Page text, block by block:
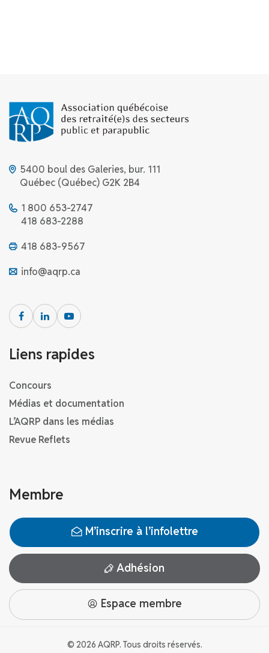
5400 boul des Galeries, bur. 111
Québec (Québec) G2K 2B4
1 800 653-2747
418 683-2288
418 683-9567
info@aqrp.ca
Liens rapides
Concours
Médias et documentation
L’AQRP dans les médias
Revue Reflets
Membre
M’inscrire à l’infolettre
Adhésion
Espace membre
© 2026 AQRP. Tous droits réservés.